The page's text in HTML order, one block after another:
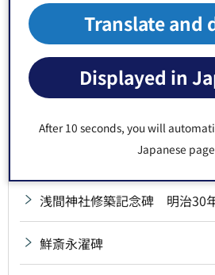
Translate and
Displayed in
After 10 seconds, you will
Japanese
石造燈籠 元禄14年・文政12
石段親柱 附拓本6枚 昭和29
浅間神社修築記念碑 明治30
鮮斎永濯碑